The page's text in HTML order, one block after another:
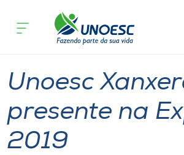
Cursos
Atendimento ao Estudante
acontece
Unoesc
presente na
2019